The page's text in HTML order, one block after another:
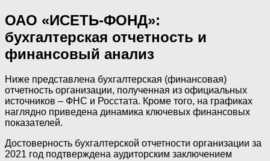
ОАО «ИСЕТЬ-ФОНД»:
бухгалтерская отчетность и
финансовый анализ
Ниже представлена бухгалтерская (финансовая)
отчетность организации, полученная из официальных
источников – ФНС и Росстата. Кроме того, на графиках
наглядно приведена динамика ключевых финансовых
показателей.
Достоверность бухгалтерской отчетности организации за
2021 год подтверждена аудиторским заключением